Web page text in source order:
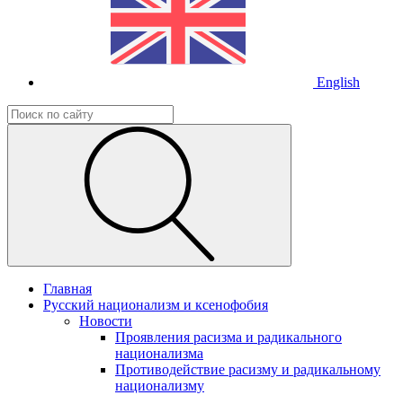
English
Главная
Русский национализм и ксенофобия
Новости
Проявления расизма и радикального
национализма
Противодействие расизму и радикальному
национализму